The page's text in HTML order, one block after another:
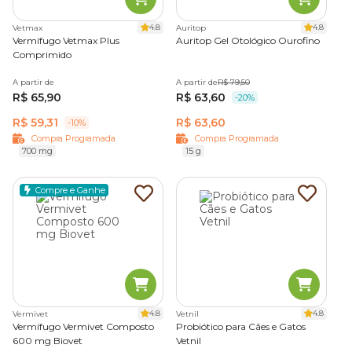
Vetmax 4.8
Vermífugo Vetmax Plus
Comprimido
A partir de
R$ 65,90
R$ 59,31
-10%
Compra Programada
700 mg
Auritop 4.8
Auritop Gel Otológico Ourofino
A partir deR$ 79,50
R$ 63,60 -20%
R$ 63,60
Compra Programada
15 g
Compre e Ganhe
Vermivet 4.8
Vermífugo Vermivet Composto
600 mg Biovet
Vetnil 4.8
Probiótico para Cães e Gatos
Vetnil